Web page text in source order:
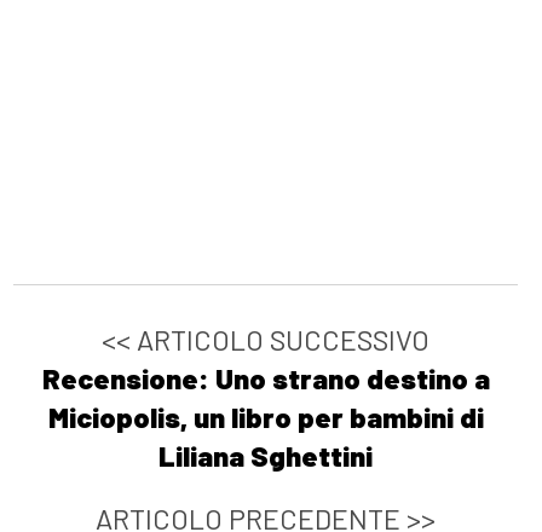
<< ARTICOLO SUCCESSIVO
Recensione: Uno strano destino a
Miciopolis, un libro per bambini di
Liliana Sghettini
ARTICOLO PRECEDENTE >>